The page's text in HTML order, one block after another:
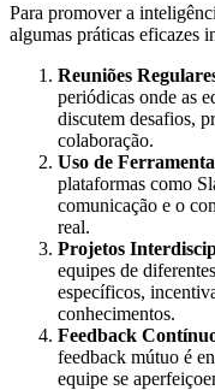
Para promover a
algumas práticas eficazes
Reuniões
periódicas onde as
discutem desafios,
colaboração.
Uso de
plataformas como
comunicação e o
real.
Projetos
equipes de
específicos,
conhecimentos.
Feedback
feedback mútuo é
equipe se